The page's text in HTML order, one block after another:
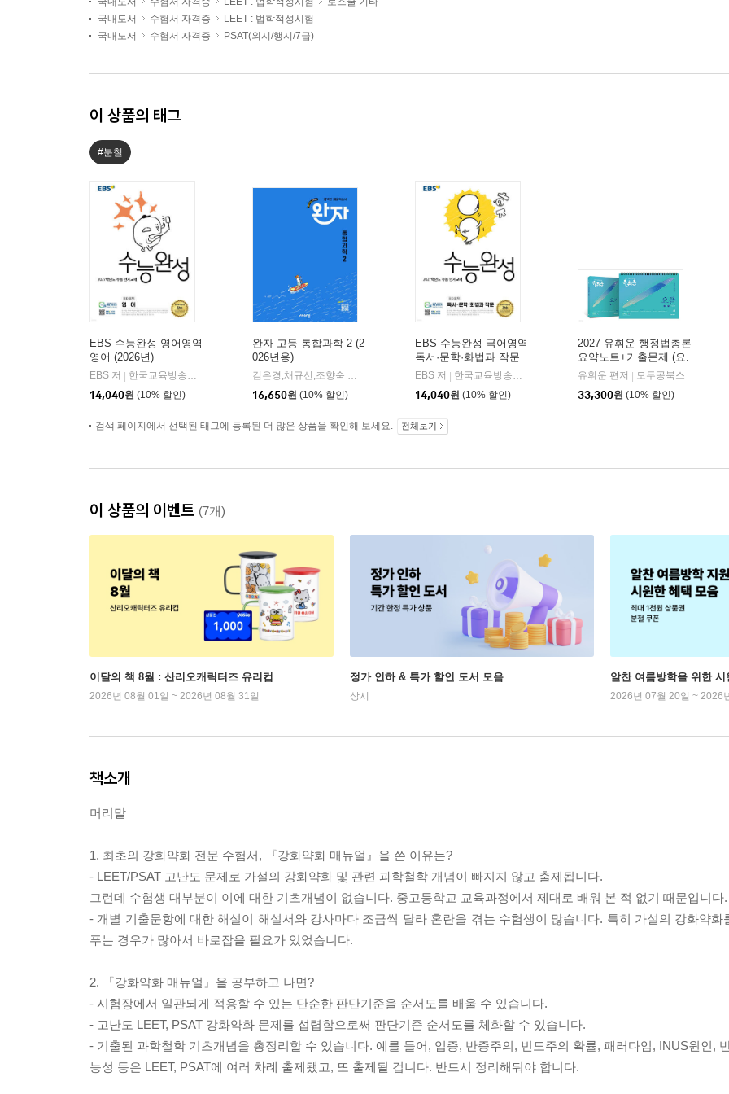
국내도서
수험서 자격증
LEET : 법학적성시험
국내도서
수험서 자격증 PSAT(외시/행시/7급)
이 상품의 태그
#분철
EBS 수능완성 영어영역
영어 (2026년)
EBS 저
한국교육방송공사
14,040원 (10% 할인)
완자 고등 통합과학 2 (2
026년용)
김은경,채규선,조향숙 등저
16,650원 (10% 할인)
EBS 수능완성 국어영역
독서·문학·화법과 작문
(2026년)
EBS 저
한국교육방송공사
14,040원 (10% 할인)
2027 유휘운 행정법총론
요약노트+기출문제 (요.
플.)
유휘운 편저
모두공북스
33,300원 (10% 할인)
검색 페이지에서 선택된 태그에 등록된 더 많은 상품을 확인해 보세요. 전체보기
이 상품의 이벤트 (7개)
이달의 책 8월 : 산리오캐릭터즈 유리컵
2026년 08월 01일 ~ 2026년 08월 31일
정가 인하 & 특가 할인 도서 모음
상시
알찬 여름방학을 위한 시
2026년 07월 20일 ~ 2026
책소개
머리말
1. 최초의 강화약화 전문 수험서, 『강화약화 매뉴얼』을 쓴 이유는?
- LEET/PSAT 고난도 문제로 가설의 강화약화 및 관련 과학철학 개념이 빠지지 않고 출제됩니다.
그런데 수험생 대부분이 이에 대한 기초개념이 없습니다. 중고등학교 교육과정에서 제대로 배워 본 적 없기 때문입니다.
- 개별 기출문항에 대한 해설이 해설서와 강사마다 조금씩 달라 혼란을 겪는 수험생이 많습니다. 특히 가설의 강화약
푸는 경우가 많아서 바로잡을 필요가 있었습니다.
2. 『강화약화 매뉴얼』을 공부하고 나면?
- 시험장에서 일관되게 적용할 수 있는 단순한 판단기준을 순서도를 배울 수 있습니다.
- 고난도 LEET, PSAT 강화약화 문제를 섭렵함으로써 판단기준 순서도를 체화할 수 있습니다.
- 기출된 과학철학 기초개념을 총정리할 수 있습니다. 예를 들어, 입증, 반증주의, 빈도주의 확률, 패러다임, INUS원인,
능성 등은 LEET, PSAT에 여러 차례 출제됐고, 또 출제될 겁니다. 반드시 정리해둬야 합니다.